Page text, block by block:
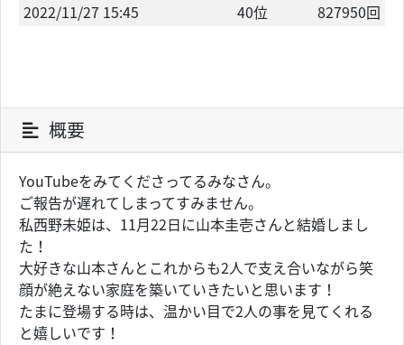
2022/11/27 15:45
40位 827950回
概要
YouTubeをみてくださってるみなさん。
ご報告が遅れてしまってすみません。
私西野未姫は、11月22日に山本圭壱さんと結婚しまし
た！
大好きな山本さんとこれからも2人で支え合いながら笑
顔が絶えない家庭を築いていきたいと思います！
たまに登場する時は、温かい目で2人の事を見てくれる
と嬉しいです！